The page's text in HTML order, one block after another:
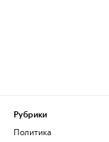
Рубрики
Политика